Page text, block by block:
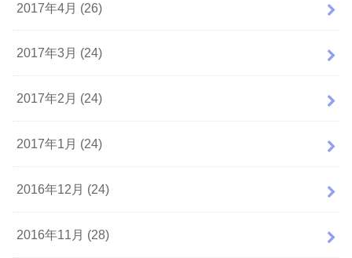
2017年4月 (26)
2017年3月 (24)
2017年2月 (24)
2017年1月 (24)
2016年12月 (24)
2016年11月 (28)